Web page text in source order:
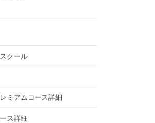
クール
ミアムコース詳細
ス詳細